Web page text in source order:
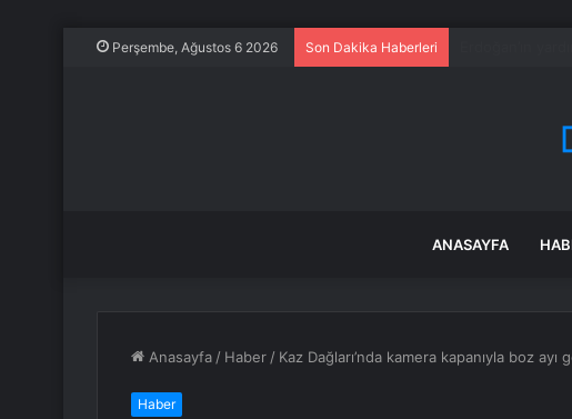
Perşembe, Ağustos 6 2026 Son Dakika Haberleri
ANASAYFA
Anasayfa / Haber / Kaz Dağları’nda kamera kapanıyla boz ayı
Haber